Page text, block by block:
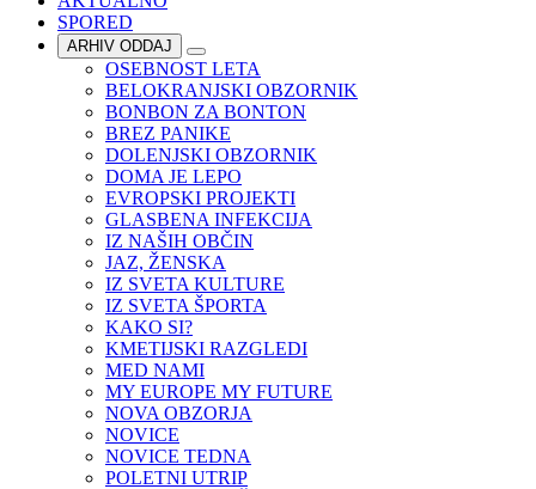
SPORED
ARHIV ODDAJ
OSEBNOST LETA
BELOKRANJSKI OBZORNIK
BONBON ZA BONTON
BREZ PANIKE
DOLENJSKI OBZORNIK
DOMA JE LEPO
EVROPSKI PROJEKTI
GLASBENA INFEKCIJA
IZ NAŠIH OBČIN
JAZ, ŽENSKA
IZ SVETA KULTURE
IZ SVETA ŠPORTA
KAKO SI?
KMETIJSKI RAZGLEDI
MED NAMI
MY EUROPE MY FUTURE
NOVA OBZORJA
NOVICE
NOVICE TEDNA
POLETNI UTRIP